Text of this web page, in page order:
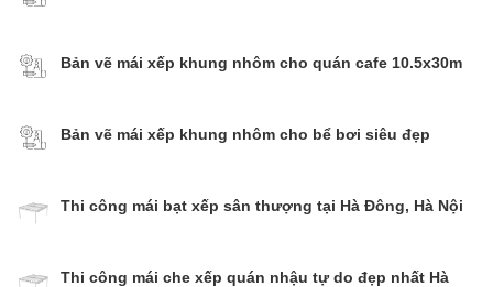
Bản vẽ mái xếp khung nhôm cho quán cafe 10.5x30m
Bản vẽ mái xếp khung nhôm cho bể bơi siêu đẹp
Thi công mái bạt xếp sân thượng tại Hà Đông, Hà Nội
Thi công mái che xếp quán nhậu tự do đẹp nhất Hà